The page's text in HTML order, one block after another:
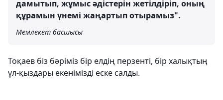
дамытып, жұмыс әдістерін жетілдіріп, оның
құрамын үнемі жаңартып отырамыз".
Мемлекет басшысы
Тоқаев біз бәріміз бір елдің перзенті, бір халықтың
ұл-қыздары екенімізді еске салды.